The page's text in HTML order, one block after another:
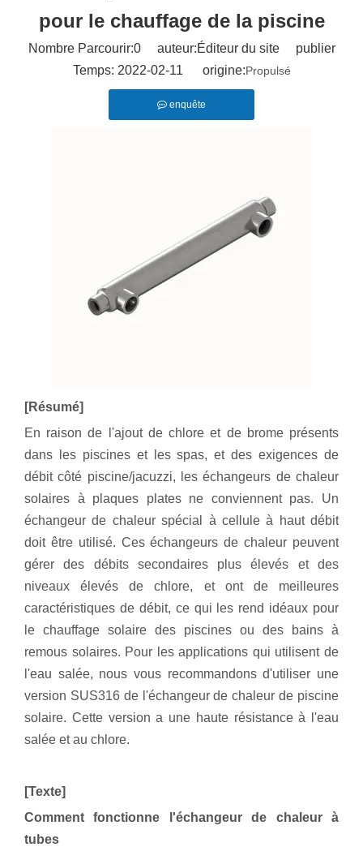
pour le chauffage de la piscine
Nombre Parcourir:0auteur:Éditeur du site publier
Temps: 2022-02-11 origine:Propulsé
enquête
[Résumé]
En raison de l'ajout de chlore et de brome présents
dans les piscines et les spas, et des exigences de
débit côté piscine/jacuzzi, les échangeurs de chaleur
solaires à plaques plates ne conviennent pas. Un
échangeur de chaleur spécial à cellule à haut débit
doit être utilisé. Ces échangeurs de chaleur peuvent
gérer des débits secondaires plus élevés et des
niveaux élevés de chlore, et ont de meilleures
caractéristiques de débit, ce qui les rend idéaux pour
le chauffage solaire des piscines ou des bains à
remous solaires. Pour les applications qui utilisent de
l'eau salée, nous vous recommandons d'utiliser une
version SUS316 de l'échangeur de chaleur de piscine
solaire. Cette version a une haute résistance à l'eau
salée et au chlore.
[Texte]
Comment fonctionne l'échangeur de chaleur à
tubes